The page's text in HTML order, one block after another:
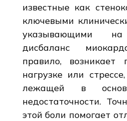
известные как
ключевыми
указывающими на
дисбаланс
правило, возникает
нагрузке или
лежащей в
недостаточности.
этой боли помогает